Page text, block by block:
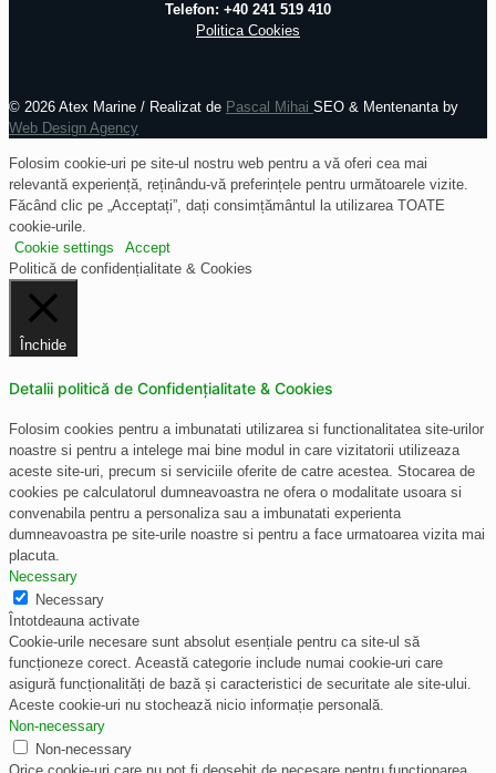
Telefon: +40 241 519 410
Politica Cookies
© 2026 Atex Marine / Realizat de Pascal Mihai SEO & Mentenanta by
Web Design Agency
Folosim cookie-uri pe site-ul nostru web pentru a vă oferi cea mai
relevantă experiență, reținându-vă preferințele pentru următoarele vizite.
Făcând clic pe „Acceptați”, dați consimțământul la utilizarea TOATE
cookie-urile.
Cookie settings
Accept
Politică de confidențialitate & Cookies
Închide
Detalii politică de Confidențialitate & Cookies
Folosim cookies pentru a imbunatati utilizarea si functionalitatea site-urilor
noastre si pentru a intelege mai bine modul in care vizitatorii utilizeaza
aceste site-uri, precum si serviciile oferite de catre acestea. Stocarea de
cookies pe calculatorul dumneavoastra ne ofera o modalitate usoara si
convenabila pentru a personaliza sau a imbunatati experienta
dumneavoastra pe site-urile noastre si pentru a face urmatoarea vizita mai
placuta.
Necessary
Necessary
Întotdeauna activate
Cookie-urile necesare sunt absolut esențiale pentru ca site-ul să
funcționeze corect. Această categorie include numai cookie-uri care
asigură funcționalități de bază și caracteristici de securitate ale site-ului.
Aceste cookie-uri nu stochează nicio informație personală.
Non-necessary
Non-necessary